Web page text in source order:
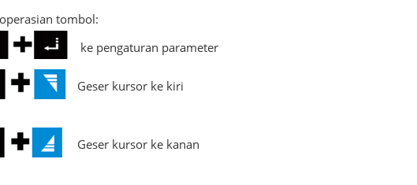
tombol:
ke pengaturan parameter
Geser kursor ke kiri
Geser kursor ke kanan